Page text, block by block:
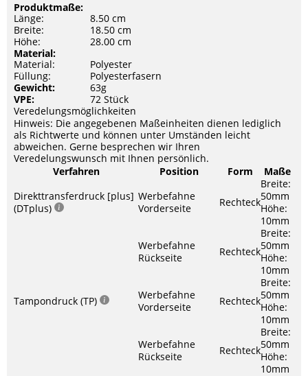
Produktmaße:
Länge:
8.50 cm
Breite:
18.50 cm
Höhe:
28.00 cm
Material:
Material:
Polyester
Füllung:
Polyesterfasern
Gewicht:
63g
VPE:
72 Stück
Veredelungsmöglichkeiten
Hinweis: Die angegebenen Maßeinheiten dienen lediglich
als Richtwerte und können unter Umständen leicht
abweichen. Gerne besprechen wir Ihren
Veredelungswunsch mit Ihnen persönlich.
Verfahren
Position Form
Maße
Direkttransferdruck [plus]
(DTplus)
Werbefahne
Vorderseite
Rechteck
Breite:
50mm
Höhe:
10mm
Werbefahne
Rückseite
Rechteck
Breite:
50mm
Höhe:
10mm
Tampondruck (TP)
Werbefahne
Vorderseite
Rechteck
Breite:
50mm
Höhe:
10mm
Werbefahne
Rückseite
Rechteck
Breite:
50mm
Höhe:
10mm